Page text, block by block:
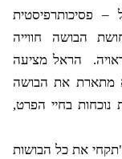
פסיכותרפיסטית
הבושה חווייה
הראל מציעה
מתארת את הבושה
בחיי הפרט,
את כל הבושות